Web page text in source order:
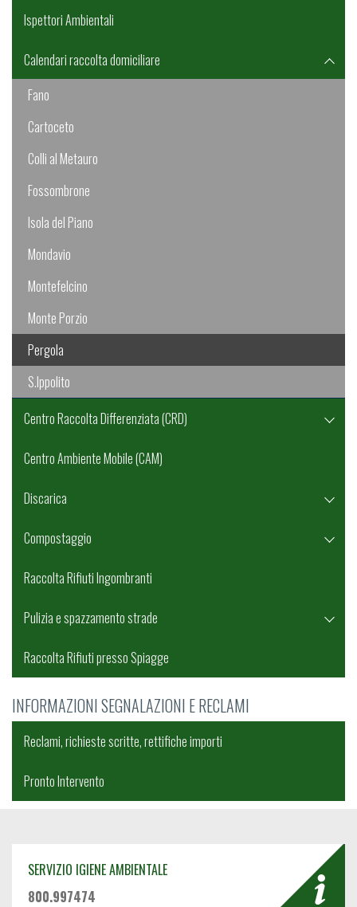
Ispettori Ambientali
Calendari raccolta domiciliare
Fano
Cartoceto
Colli al Metauro
Fossombrone
Isola del Piano
Mondavio
Montefelcino
Monte Porzio
Pergola
S.Ippolito
Centro Raccolta Differenziata (CRD)
Centro Ambiente Mobile (CAM)
Discarica
Compostaggio
Raccolta Rifiuti Ingombranti
Pulizia e spazzamento strade
Raccolta Rifiuti presso Spiagge
INFORMAZIONI SEGNALAZIONI E RECLAMI
Reclami, richieste scritte, rettifiche importi
Pronto Intervento
SERVIZIO IGIENE AMBIENTALE
800.997474